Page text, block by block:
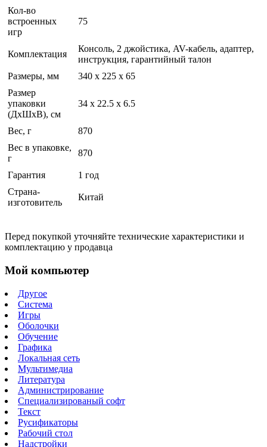
Кол-во
встроенных
игр
75
Комплектация
Консоль, 2 джойстика, AV-кабель, адаптер,
инструкция, гарантийный талон
Размеры, мм
340 х 225 х 65
Размер
упаковки
(ДхШхВ), см
34 x 22.5 x 6.5
Вес, г
870
Вес в упаковке,
г
870
Гарантия
1 год
Страна-
изготовитель
Китай
Перед покупкой уточняйте технические характеристики и
комплектацию у продавца
Мой компьютер
Другое
Система
Игры
Оболочки
Обучение
Графика
Локальная сеть
Мультимедиа
Литература
Администрирование
Специализированый софт
Текст
Русификаторы
Рабочий стол
Надстройки